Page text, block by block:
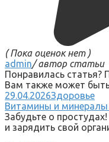
( Пока оценок нет )
admin/ автор статьи
Понравилась статья?
Вам также может
29.04.2026Здоровье
Витамины и минералы
Забудьте о
и зарядить свой